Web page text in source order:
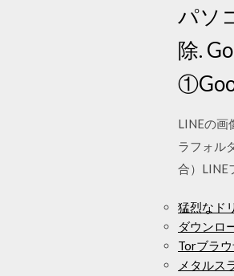
パソ
除.
LINEの画
ラフォル
合）
猛烈なド
ダウンロ
Torブラ
メタルス